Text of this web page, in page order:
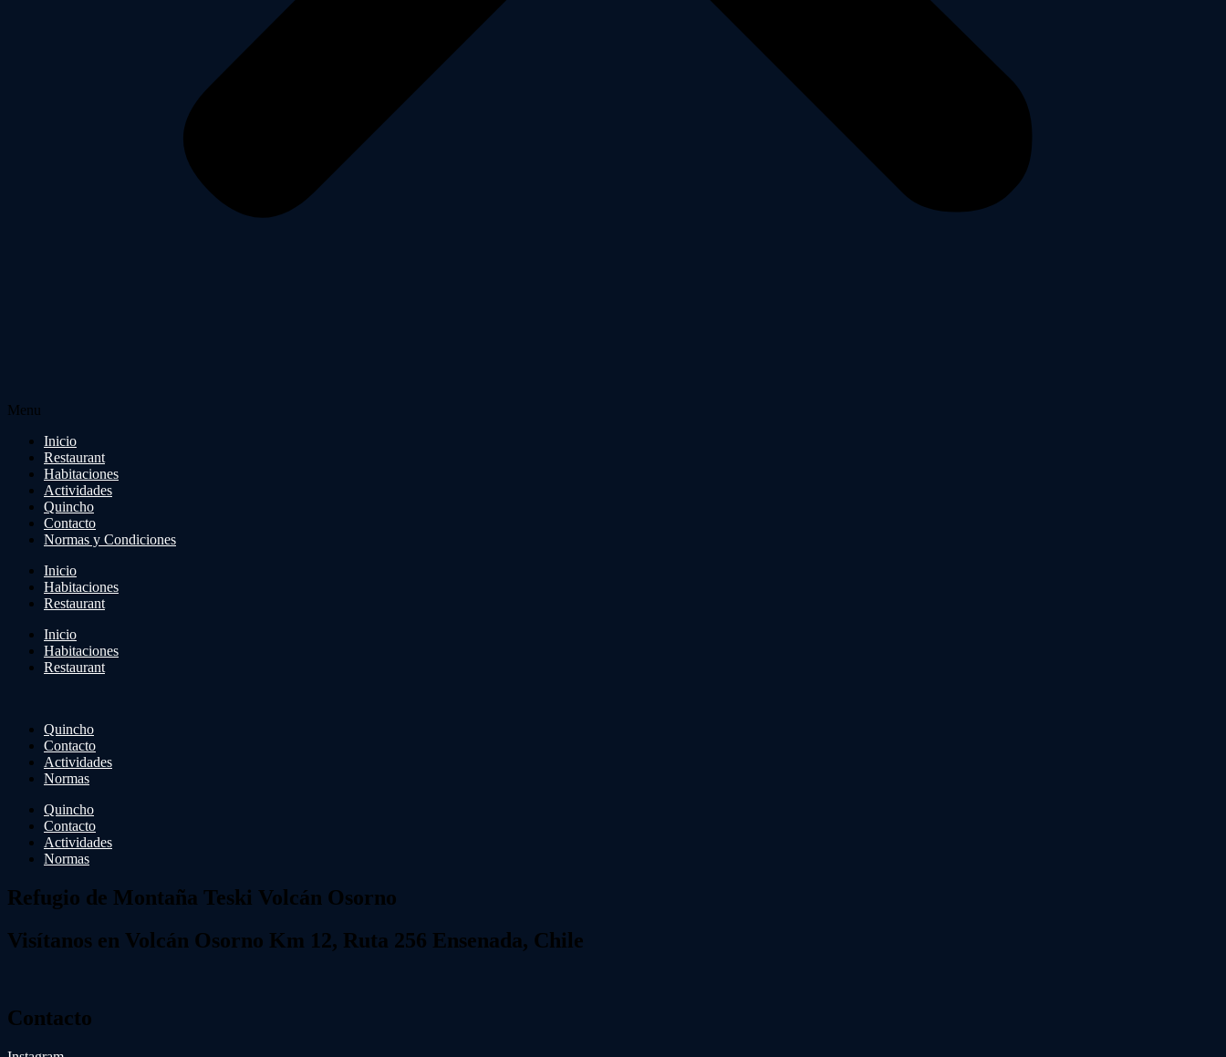
Menu
Inicio
Restaurant
Habitaciones
Actividades
Quincho
Contacto
Normas y Condiciones
Inicio
Habitaciones
Restaurant
Inicio
Habitaciones
Restaurant
Quincho
Contacto
Actividades
Normas
Quincho
Contacto
Actividades
Normas
Refugio de Montaña Teski Volcán Osorno
Visítanos en Volcán Osorno Km 12, Ruta 256 Ensenada, Chile
Contacto